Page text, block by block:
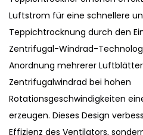
Luftstrom für eine schnellere
Teppichtrocknung durch den
Zentrifugal-Windrad-
Anordnung mehrerer
Zentrifugalwindrad bei hohen
Rotationsgeschwindigkeiten
erzeugen. Dieses Design
Effizienz des Ventilators,